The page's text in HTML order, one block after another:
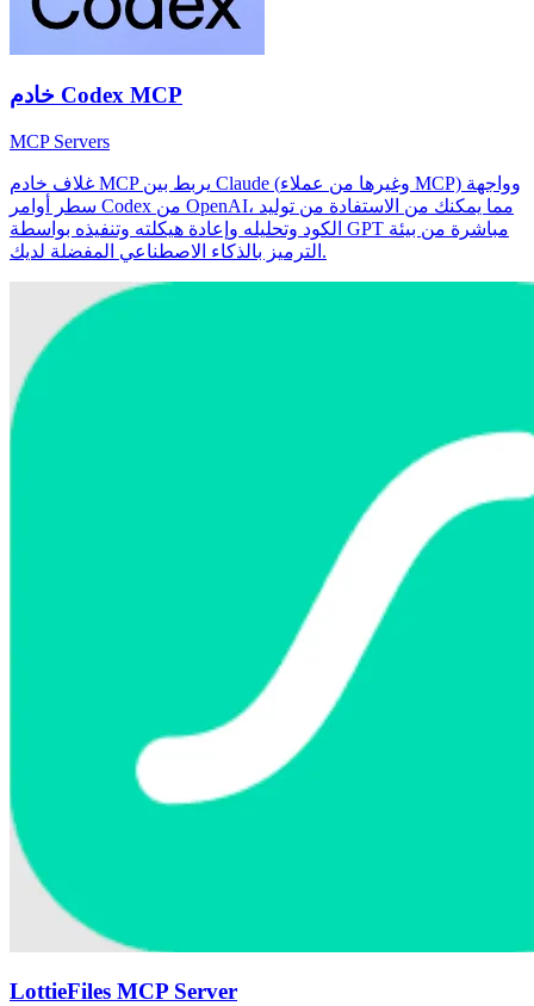
خادم Codex MCP
MCP Servers
غلاف خادم MCP يربط بين Claude (وغيرها من عملاء MCP) وواجهة
سطر أوامر Codex من OpenAI، مما يمكنك من الاستفادة من توليد
الكود وتحليله وإعادة هيكلته وتنفيذه بواسطة GPT مباشرة من بيئة
الترميز بالذكاء الاصطناعي المفضلة لديك.
LottieFiles MCP Server